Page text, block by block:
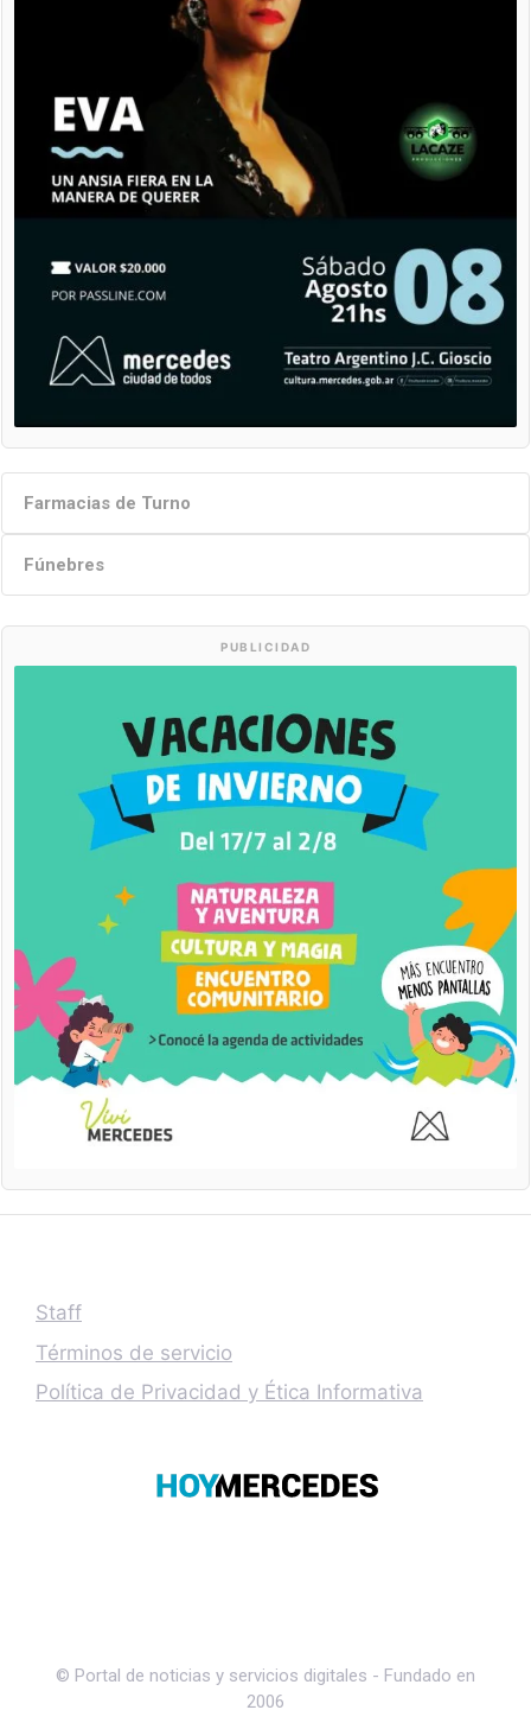
Farmacias de Turno
Fúnebres
PUBLICIDAD
Staff
Términos de servicio
Política de Privacidad y Ética Informativa
© Portal de noticias y servicios digitales - Fundado en
2006